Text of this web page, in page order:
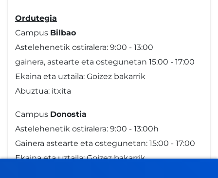
Ordutegia
Campus Bilbao
Astelehenetik ostiralera: 9:00 - 13:00
gainera, astearte eta ostegunetan 15:00 - 17:00
Ekaina eta uztaila: Goizez bakarrik
Abuztua: itxita
Campus Donostia
Astelehenetik ostiralera: 9:00 - 13:00h
Gainera astearte eta ostegunetan: 15:00 - 17:00
Ekaina eta uztaila: Goizez bakarrik